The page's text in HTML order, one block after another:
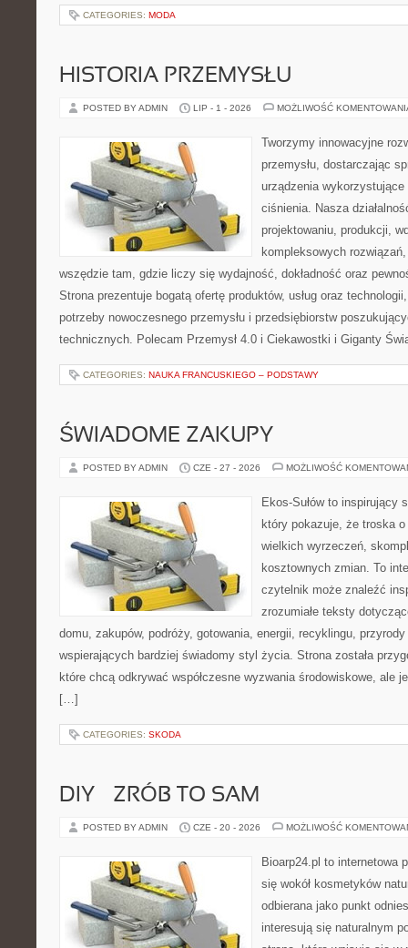
CATEGORIES: MODA
HISTORIA PRZEMYSŁU
POSTED BY ADMIN LIP - 1 - 2026 MOŻLIWOŚĆ
Tworzymy innowacyjne
przemysłu, dostarczając
urządzenia
ciśnienia. Nasza
projektowaniu, produkcji,
kompleksowych
wszędzie tam, gdzie liczy się wydajność, dokładność oraz
Strona prezentuje bogatą ofertę produktów, usług oraz
potrzeby nowoczesnego przemysłu i przedsiębiorstw
technicznych. Polecam Przemysł 4.0 i Ciekawostki i Giganty
CATEGORIES: NAUKA FRANCUSKIEGO – PODSTAWY
ŚWIADOME ZAKUPY
POSTED BY ADMIN CZE - 27 - 2026 MOŻLIWOŚĆ
Ekos-Sułów to inspirujący
który pokazuje, że troska
wielkich wyrzeczeń,
kosztownych zmian. To
czytelnik może znaleźć
zrozumiałe teksty
domu, zakupów, podróży, gotowania, energii, recyklingu,
wspierających bardziej świadomy styl życia. Strona została
które chcą odkrywać współczesne wyzwania środowiskowe, ale
[…]
CATEGORIES: SKODA
DIY – ZRÓB TO SAM
POSTED BY ADMIN CZE - 20 - 2026 MOŻLIWOŚĆ
Bioarp24.pl to internetowa
się wokół kosmetyków
odbierana jako punkt
interesują się naturalnym